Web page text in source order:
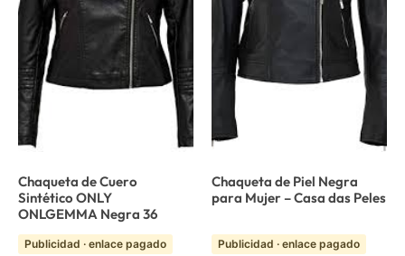
Chaqueta de Cuero
Sintético ONLY
ONLGEMMA Negra 36
Publicidad · enlace pagado
Chaqueta de Piel Negra
para Mujer – Casa das Peles
Publicidad · enlace pagado